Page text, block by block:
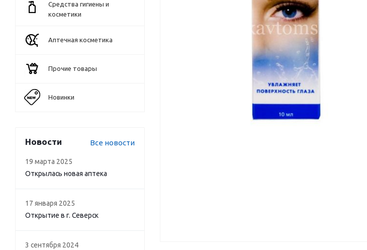
Средства гигиены и
косметики
Аптечная косметика
Прочие товары
Новинки
Новости Все новости
19 марта 2025
Открылась новая аптека
17 января 2025
Открытие в г. Северск
3 сентября 2024